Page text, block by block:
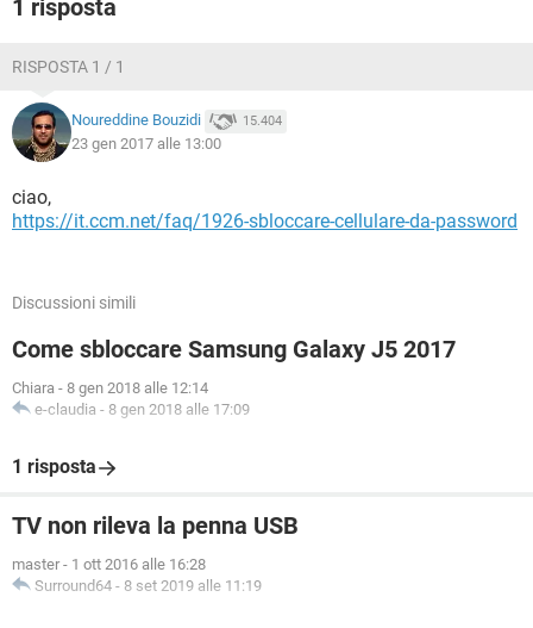
1 risposta
RISPOSTA 1 / 1
Noureddine Bouzidi 15.404
23 gen 2017 alle 13:00
ciao,
https://it.ccm.net/faq/1926-sbloccare-cellulare-da-password
Discussioni simili
Come sbloccare Samsung Galaxy J5 2017
Chiara - 8 gen 2018 alle 12:14
e-claudia - 8 gen 2018 alle 17:09
1 risposta
TV non rileva la penna USB
master - 1 ott 2016 alle 16:28
Surround64 - 8 set 2019 alle 11:19